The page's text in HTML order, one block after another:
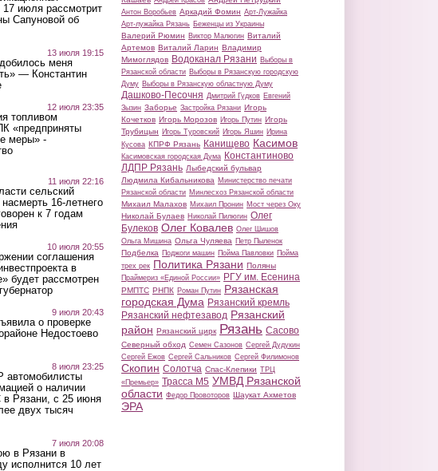
17 июля рассмотрит
Сапуновой об
13 июля 19:15
меня
— Константин
12 июля 23:35
топливом
«предприняты
меры» -
11 июля 22:16
сельский
16-летнего
к 7 годам
10 июля 20:55
соглашения
в
будет рассмотрен
9 июля 20:43
о проверке
Недостоево
8 июля 23:25
автомобилисты
о наличии
в Рязани, с 25 июня
двух тысяч
7 июля 20:08
в Рязани в
исполнится 10 лет
Антон Воробьев Аркадий Фомин Арт-Лужайка
Арт-лужайка Рязань Беженцы из Украины
Валерий Рюмин Виктор Малюгин Виталий
Артемов Виталий Ларин Владимир
Мимоглядов Водоканал Рязани Выборы в
Рязанской области Выборы в Рязанскую городскую
Думу Выборы в Рязанскую областную Думу
Дашково-Песочня Дмитрий Гудков Евгений
Зызин Заборье Застройка Рязани Игорь
Кочетков Игорь Морозов Игорь Путин Игорь
Трубицын Игорь Туровский Игорь Яшин Ирина
Кусова КПРФ Рязань Канищево Касимов
Касимовская городская Дума Константиново
ЛДПР Рязань Лыбедский бульвар
Людмила Кибальникова Министерство печати
Рязанской области Минлесхоз Рязанской области
Михаил Малахов Михаил Пронин Мост через Оку
Николай Булаев Николай Пилюгин Олег
Булеков Олег Ковалев Олег Шишов
Ольга Мишина Ольга Чуляева Петр Пыленок
Подбелка Поджоги машин Пойма Павловки Пойма
трех рек Политика Рязани Поляны
Праймериз «Единой России» РГУ им. Есенина
РМПТС РНПК Роман Путин Рязанская
городская Дума Рязанский кремль
Рязанский нефтезавод Рязанский
район Рязанский цирк Рязань Сасово
Северный обход Семен Сазонов Сергей Дудукин
Сергей Ежов Сергей Сальников Сергей Филимонов
Скопин Солотча Спас-Клепики ТРЦ
«Премьер» Трасса М5 УМВД Рязанской
области Федор Провоторов Шаукат Ахметов
ЭРА